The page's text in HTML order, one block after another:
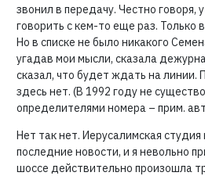
звонил в передачу. Честно говоря,
говорить с кем-то еще раз. Только
Но в списке не было никакого
угадав мои мысли, сказала
сказал, что будет ждать на линии.
здесь нет. (В 1992 году не
определителями номера – прим.
Нет так нет. Иерусалимская
последние новости, и я невольно
шоссе действительно произошла